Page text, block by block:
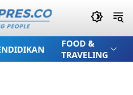
FOOD &
TRAVELING